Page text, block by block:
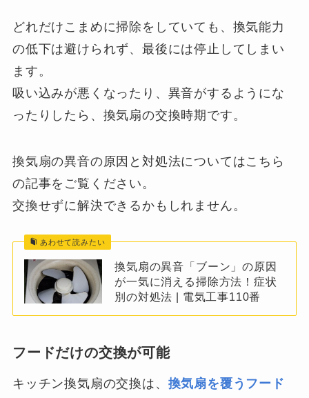
どれだけこまめに掃除をしていても、換気能力
の低下は避けられず、最後には停止してしまい
ます。
吸い込みが悪くなったり、異音がするようにな
ったりしたら、換気扇の交換時期です。
換気扇の異音の原因と対処法についてはこちら
の記事をご覧ください。
交換せずに解決できるかもしれません。
あわせて読みたい
換気扇の異音「ブーン」の原因
が一気に消える掃除方法！症状
別の対処法 | 電気工事110番
フードだけの交換が可能
キッチン換気扇の交換は、 換気扇を覆うフード